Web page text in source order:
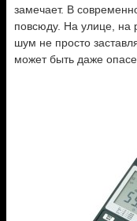
замечает. В
повсюду. На улице, на
шум не просто
может быть даже